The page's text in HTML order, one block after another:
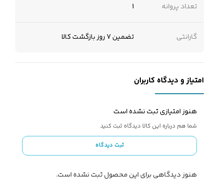
تعداد پروانه 1
گارانتی تضمین 7 روز بازگشت کالا
امتیاز و دیدگاه کاربران
هنوز امتیازی ثبت نشده است
شما هم درباره این کالا دیدگاه ثبت کنید
ثبت دیدگاه
هنوز دیدگاهی برای این محصول ثبت نشده است.